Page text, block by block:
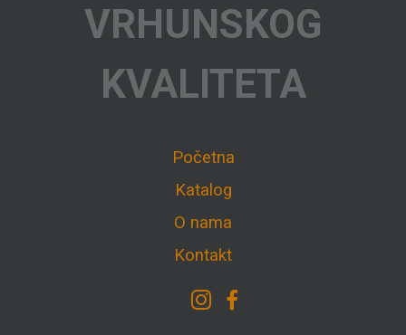
VRHUNSKOG
KVALITETA
Početna
Katalog
O nama
Kontakt